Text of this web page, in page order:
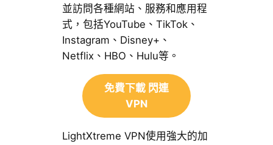
並訪問各種網站、服務和應用程
式，包括YouTube、TikTok、
Instagram、Disney+、
Netflix、HBO、Hulu等。
免費下載 閃連
VPN
LightXtreme VPN使用強大的加